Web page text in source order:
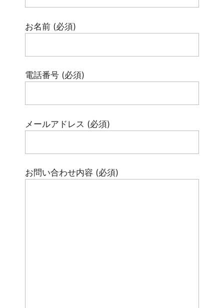
お名前 (必須)
電話番号 (必須)
メールアドレス (必須)
お問い合わせ内容 (必須)